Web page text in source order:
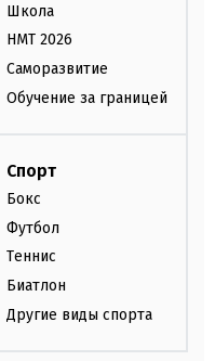
Школа
НМТ 2026
Саморазвитие
Обучение за границей
Спорт
Бокс
Футбол
Теннис
Биатлон
Другие виды спорта